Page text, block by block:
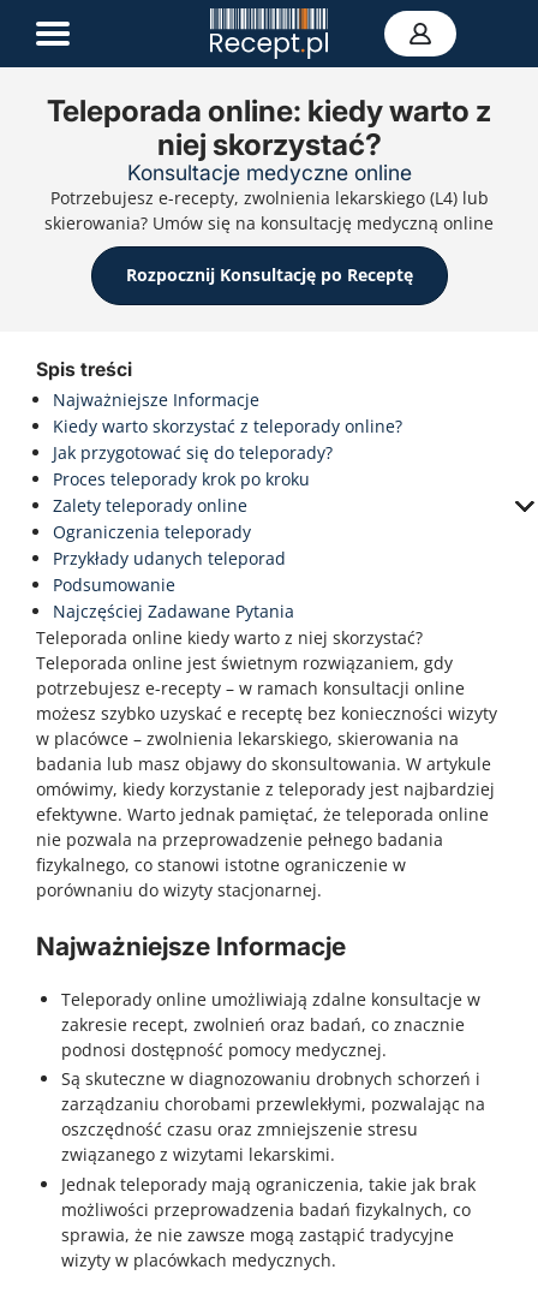
Zwolnienie L4
E-skierowanie
Teleporada
Portal zdrowia
Kontakt
Teleporada online: kiedy warto z
niej skorzystać?
Konsultacje medyczne online
Potrzebujesz e-recepty, zwolnienia lekarskiego (L4) lub
skierowania? Umów się na konsultację medyczną online
Rozpocznij Konsultację po Receptę
Spis treści
Najważniejsze Informacje
Kiedy warto skorzystać z teleporady online?
Jak przygotować się do teleporady?
Proces teleporady krok po kroku
Zalety teleporady online
Ograniczenia teleporady
Przykłady udanych teleporad
Podsumowanie
Najczęściej Zadawane Pytania
Teleporada online kiedy warto z niej skorzystać?
Teleporada online jest świetnym rozwiązaniem, gdy
potrzebujesz e-recepty – w ramach konsultacji online
możesz szybko uzyskać e receptę bez konieczności wizyty
w placówce – zwolnienia lekarskiego, skierowania na
badania lub masz objawy do skonsultowania. W artykule
omówimy, kiedy korzystanie z teleporady jest najbardziej
efektywne. Warto jednak pamiętać, że teleporada online
nie pozwala na przeprowadzenie pełnego badania
fizykalnego, co stanowi istotne ograniczenie w
porównaniu do wizyty stacjonarnej.
Najważniejsze Informacje
Teleporady online umożliwiają zdalne konsultacje w
zakresie recept, zwolnień oraz badań, co znacznie
podnosi dostępność pomocy medycznej.
Są skuteczne w diagnozowaniu drobnych schorzeń i
zarządzaniu chorobami przewlekłymi, pozwalając na
oszczędność czasu oraz zmniejszenie stresu
związanego z wizytami lekarskimi.
Jednak teleporady mają ograniczenia, takie jak brak
możliwości przeprowadzenia badań fizykalnych, co
sprawia, że nie zawsze mogą zastąpić tradycyjne
wizyty w placówkach medycznych.